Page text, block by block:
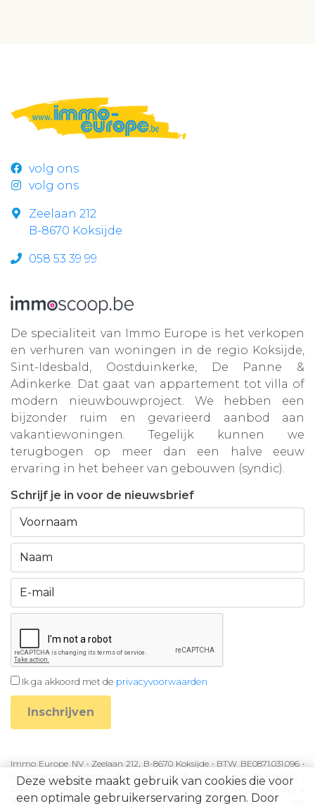
volg ons
volg ons
Zeelaan 212
B-8670 Koksijde
058 53 39 99
De specialiteit van Immo Europe is het verkopen
en verhuren van woningen in de regio Koksijde,
Sint-Idesbald, Oostduinkerke, De Panne &
Adinkerke. Dat gaat van appartement tot villa of
modern nieuwbouwproject. We hebben een
bijzonder ruim en gevarieerd aanbod aan
vakantiewoningen. Tegelijk kunnen we
terugbogen op meer dan een halve eeuw
ervaring in het beheer van gebouwen (syndic).
Schrijf je in voor de nieuwsbrief
Ik ga akkoord met de privacyvoorwaarden
Inschrijven
Immo Europe NV • Zeelaan 212, B-8670 Koksijde • BTW BE0871.031.096 •
Ondernemingsnummer 0871031096 • AXA BA nummer 730.390.160 •
Erkend Vastgoedmakelaar met BIV-nr 507.437• Land van toekenning is
België • Toezichthoudende autoriteit: Beroepsinstituut van
Deze website maakt gebruik van cookies die voor
een optimale gebruikerservaring zorgen. Door